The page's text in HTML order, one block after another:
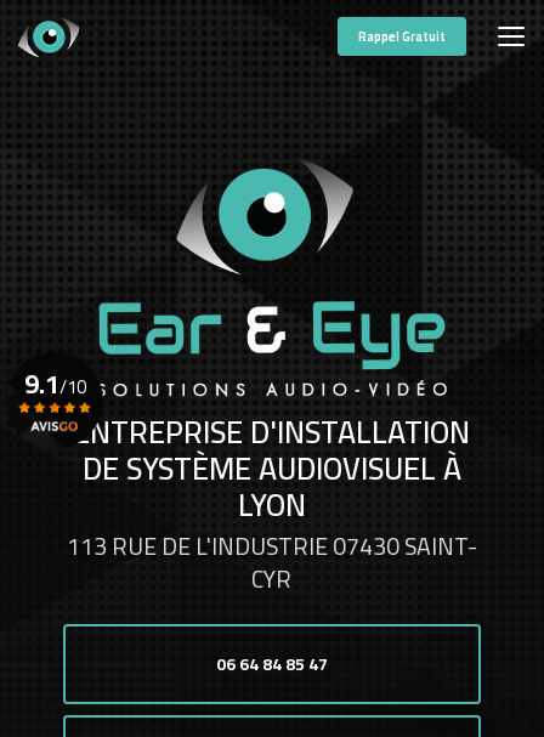
contenu
Rappel Gratuit
ENTREPRISE D'INSTALLATION
DE SYSTÈME AUDIOVISUEL À
LYON
113 RUE DE L'INDUSTRIE 07430 SAINT-
CYR
06 64 84 85 47
9.1/10
Voir le certificat